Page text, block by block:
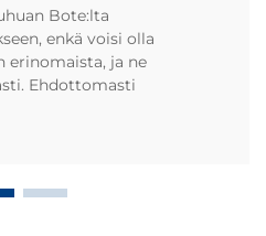
Bote:lta
enkä voisi olla
erinomaista, ja ne
Ehdottomasti